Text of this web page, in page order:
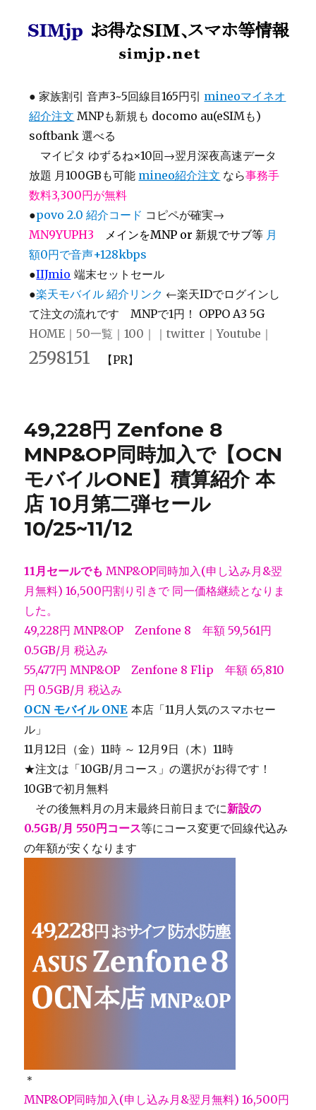
● 家族割引 音声3~5回線目165円引 mineoマイネオ
紹介注文 MNPも新規も docomo au(eSIMも)
softbank 選べる
マイピタ ゆずるね×10回→翌月深夜高速データ
放題 月100GBも可能 mineo紹介注文 なら事務手
数料3,300円が無料
●povo 2.0 紹介コード コピペが確実→
MN9YUPH3
メインをMNP or 新規でサブ等 月
額0円で音声+128kbps
●IIJmio 端末セットセール
●楽天モバイル 紹介リンク ←楽天IDでログインし
て注文の流れです MNPで1円！ OPPO A3 5G
HOME ｜ 50一覧 ｜100 ｜｜twitter ｜Youtube ｜
2598151 【PR】
49,228円 Zenfone 8
MNP&OP同時加入で【OCN
モバイルONE】積算紹介 本
店 10月第二弾セール
10/25~11/12
11月セールでもMNP&OP同時加入(申し込み月&翌
月無料) 16,500円割り引きで 同一価格継続となりま
した。
49,228円 MNP&OP Zenfone 8 年額 59,561円
0.5GB/月 税込み
55,477円 MNP&OP Zenfone 8 Flip 年額 65,810
円 0.5GB/月 税込み
OCN モバイル ONE 本店「11月人気のスマホセー
ル」
11月12日（金）11時 ～ 12月9日（木）11時
★注文は「10GB/月コース」の選択がお得です！
10GBで初月無料
その後無料月の月末最終日前日までに新設の
0.5GB/月 550円コース等にコース変更で回線代込み
の年額が安くなります
＊
MNP&OP同時加入(申し込み月&翌月無料) 16,500円